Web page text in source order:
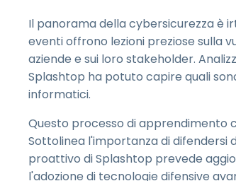
Il panorama della cybersicurezza è
eventi offrono lezioni preziose sulla
aziende e sui loro stakeholder.
Splashtop ha potuto capire quali
informatici.
Questo processo di apprendimento
Sottolinea l'importanza di difendersi
proattivo di Splashtop prevede
l'adozione di tecnologie difensive